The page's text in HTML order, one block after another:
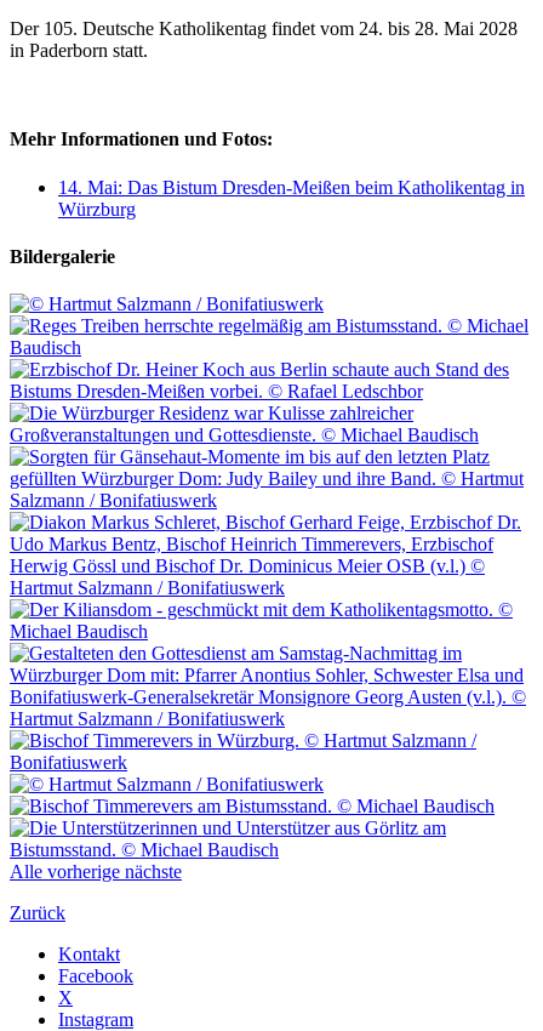
Der 105. Deutsche Katholikentag findet vom 24. bis 28. Mai 2028
in Paderborn statt.
Mehr Informationen und Fotos:
14. Mai: Das Bistum Dresden-Meißen beim Katholikentag in
Würzburg
Bildergalerie
Alle vorherige nächste
Zurück
Kontakt
Facebook
X
Instagram